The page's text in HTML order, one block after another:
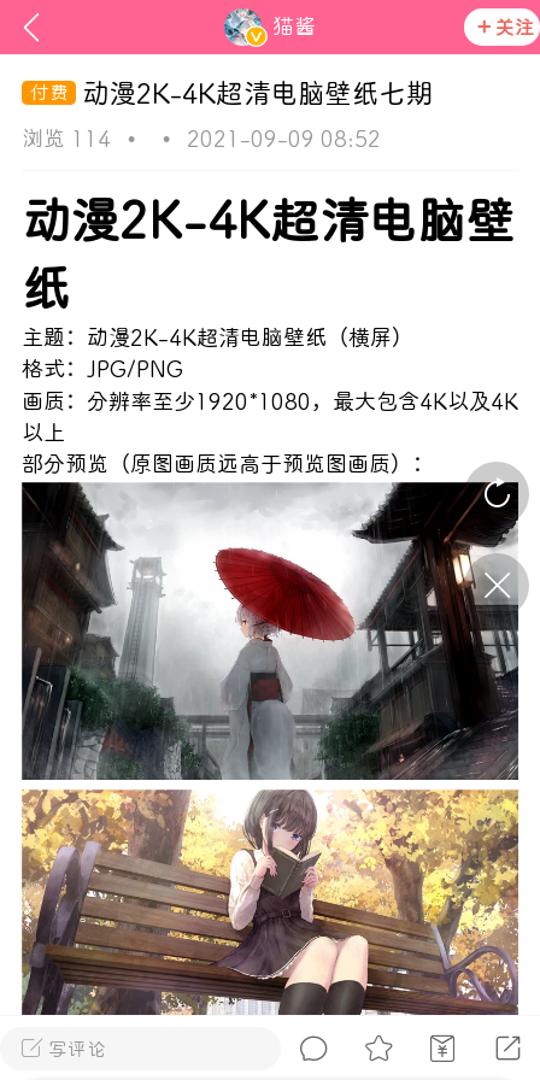
猫酱 关注
区发布非法内容 发现立即永久封号
资讯
177
P站美图推荐——条纹过膝袜（二）
隐藏 0
P站美图推荐——紫发特辑
隐藏 0
P站美图推荐——透视装特辑（二）
写评论
动漫2K-4K超清电脑壁纸七期
浏览 114 • • 2021-09-09 08:52
动漫2K-4K超清电脑壁
纸
主题：动漫2K-4K超清电脑壁纸（横屏）
格式：JPG/PNG
画质：分辨率至少1920*1080，最大包含4K以及4K
以上
部分预览（原图画质远高于预览图画质）：